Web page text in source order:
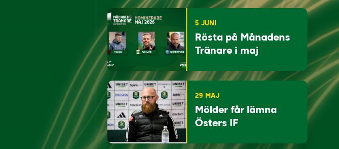
5 JUNI
Rösta på Månadens
Tränare i maj
29 MAJ
Mölder får lämna
Östers IF